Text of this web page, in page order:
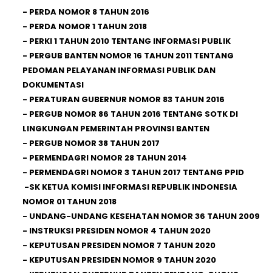
- PERDA NOMOR 8 TAHUN 2016
- PERDA NOMOR 1 TAHUN 2018
- PERKI 1 TAHUN 2010 TENTANG INFORMASI PUBLIK
- PERGUB BANTEN NOMOR 16 TAHUN 2011 TENTANG
PEDOMAN PELAYANAN INFORMASI PUBLIK DAN
DOKUMENTASI
- PERATURAN GUBERNUR NOMOR 83 TAHUN 2016
- PERGUB NOMOR 86 TAHUN 2016 TENTANG SOTK DI
LINGKUNGAN PEMERINTAH PROVINSI BANTEN
- PERGUB NOMOR 38 TAHUN 2017
- PERMENDAGRI NOMOR 28 TAHUN 2014
- PERMENDAGRI NOMOR 3 TAHUN 2017 TENTANG PPID
-SK KETUA KOMISI INFORMASI REPUBLIK INDONESIA
NOMOR 01 TAHUN 2018
- UNDANG-UNDANG KESEHATAN NOMOR 36 TAHUN 2009
- INSTRUKSI PRESIDEN NOMOR 4 TAHUN 2020
- KEPUTUSAN PRESIDEN NOMOR 7 TAHUN 2020
- KEPUTUSAN PRESIDEN NOMOR 9 TAHUN 2020